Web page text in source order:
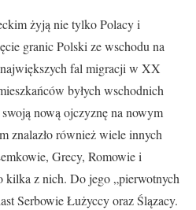
żyją nie tylko Polacy i
granic Polski ze wschodu na
największych fal migracji w XX
byłych wschodnich
nową ojczyznę na nowym
znalazło również wiele innych
Grecy, Romowie i
z nich. Do jego „pierwotnych
Serbowie Łużyccy oraz Ślązacy.